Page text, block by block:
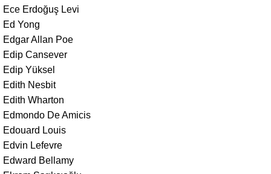
Ece Erdoğuş Levi
Ed Yong
Edgar Allan Poe
Edip Cansever
Edip Yüksel
Edith Nesbit
Edith Wharton
Edmondo De Amicis
Edouard Louis
Edvin Lefevre
Edward Bellamy